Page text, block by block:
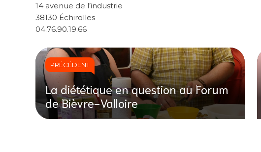
14 avenue de l’industrie
38130 Échirolles
04.76.90.19.66
PRÉCÉDENT
La diététique en question au Forum
de Bièvre-Valloire